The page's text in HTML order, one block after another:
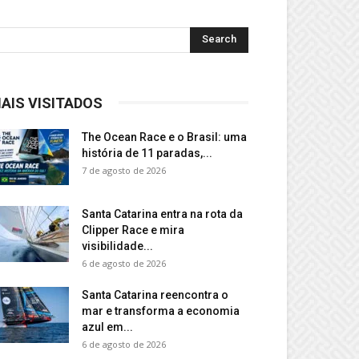
VISITADOS
The Ocean Race e o Brasil: uma
história de 11 paradas,...
7 de agosto de 2026
Santa Catarina entra na rota da
Clipper Race e mira
visibilidade...
6 de agosto de 2026
Santa Catarina reencontra o
mar e transforma a economia
azul em...
6 de agosto de 2026